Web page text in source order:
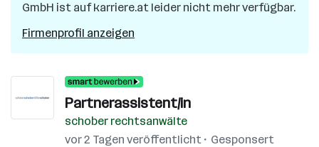
GmbH ist auf karriere.at leider nicht mehr verfügbar.
Firmenprofil anzeigen
Partnerassistent/in
schober rechtsanwälte
vor 2 Tagen veröffentlicht
Gesponsert